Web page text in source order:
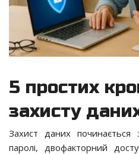
5 простих
захисту
Захист даних починається
паролі, двофакторний